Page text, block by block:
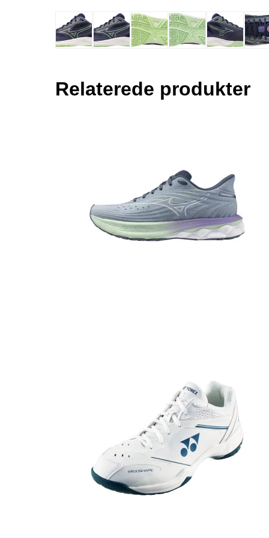
Relaterede produkter